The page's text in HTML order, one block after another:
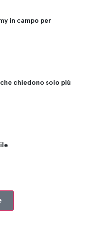
in campo per
chiedono solo più